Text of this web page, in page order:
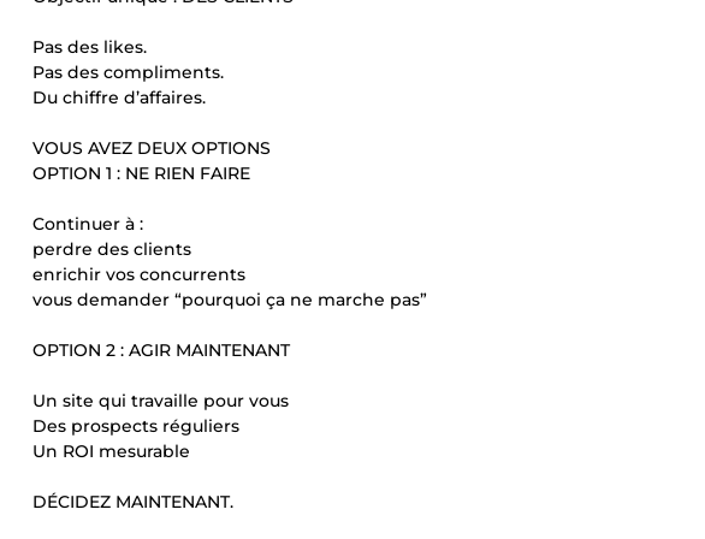
Pas des likes.
Pas des compliments.
Du chiffre d’affaires.
VOUS AVEZ DEUX OPTIONS
OPTION 1 : NE RIEN FAIRE
Continuer à :
perdre des clients
enrichir vos concurrents
vous demander “pourquoi ça ne marche pas”
OPTION 2 : AGIR MAINTENANT
Un site qui travaille pour vous
Des prospects réguliers
Un ROI mesurable
DÉCIDEZ MAINTENANT.